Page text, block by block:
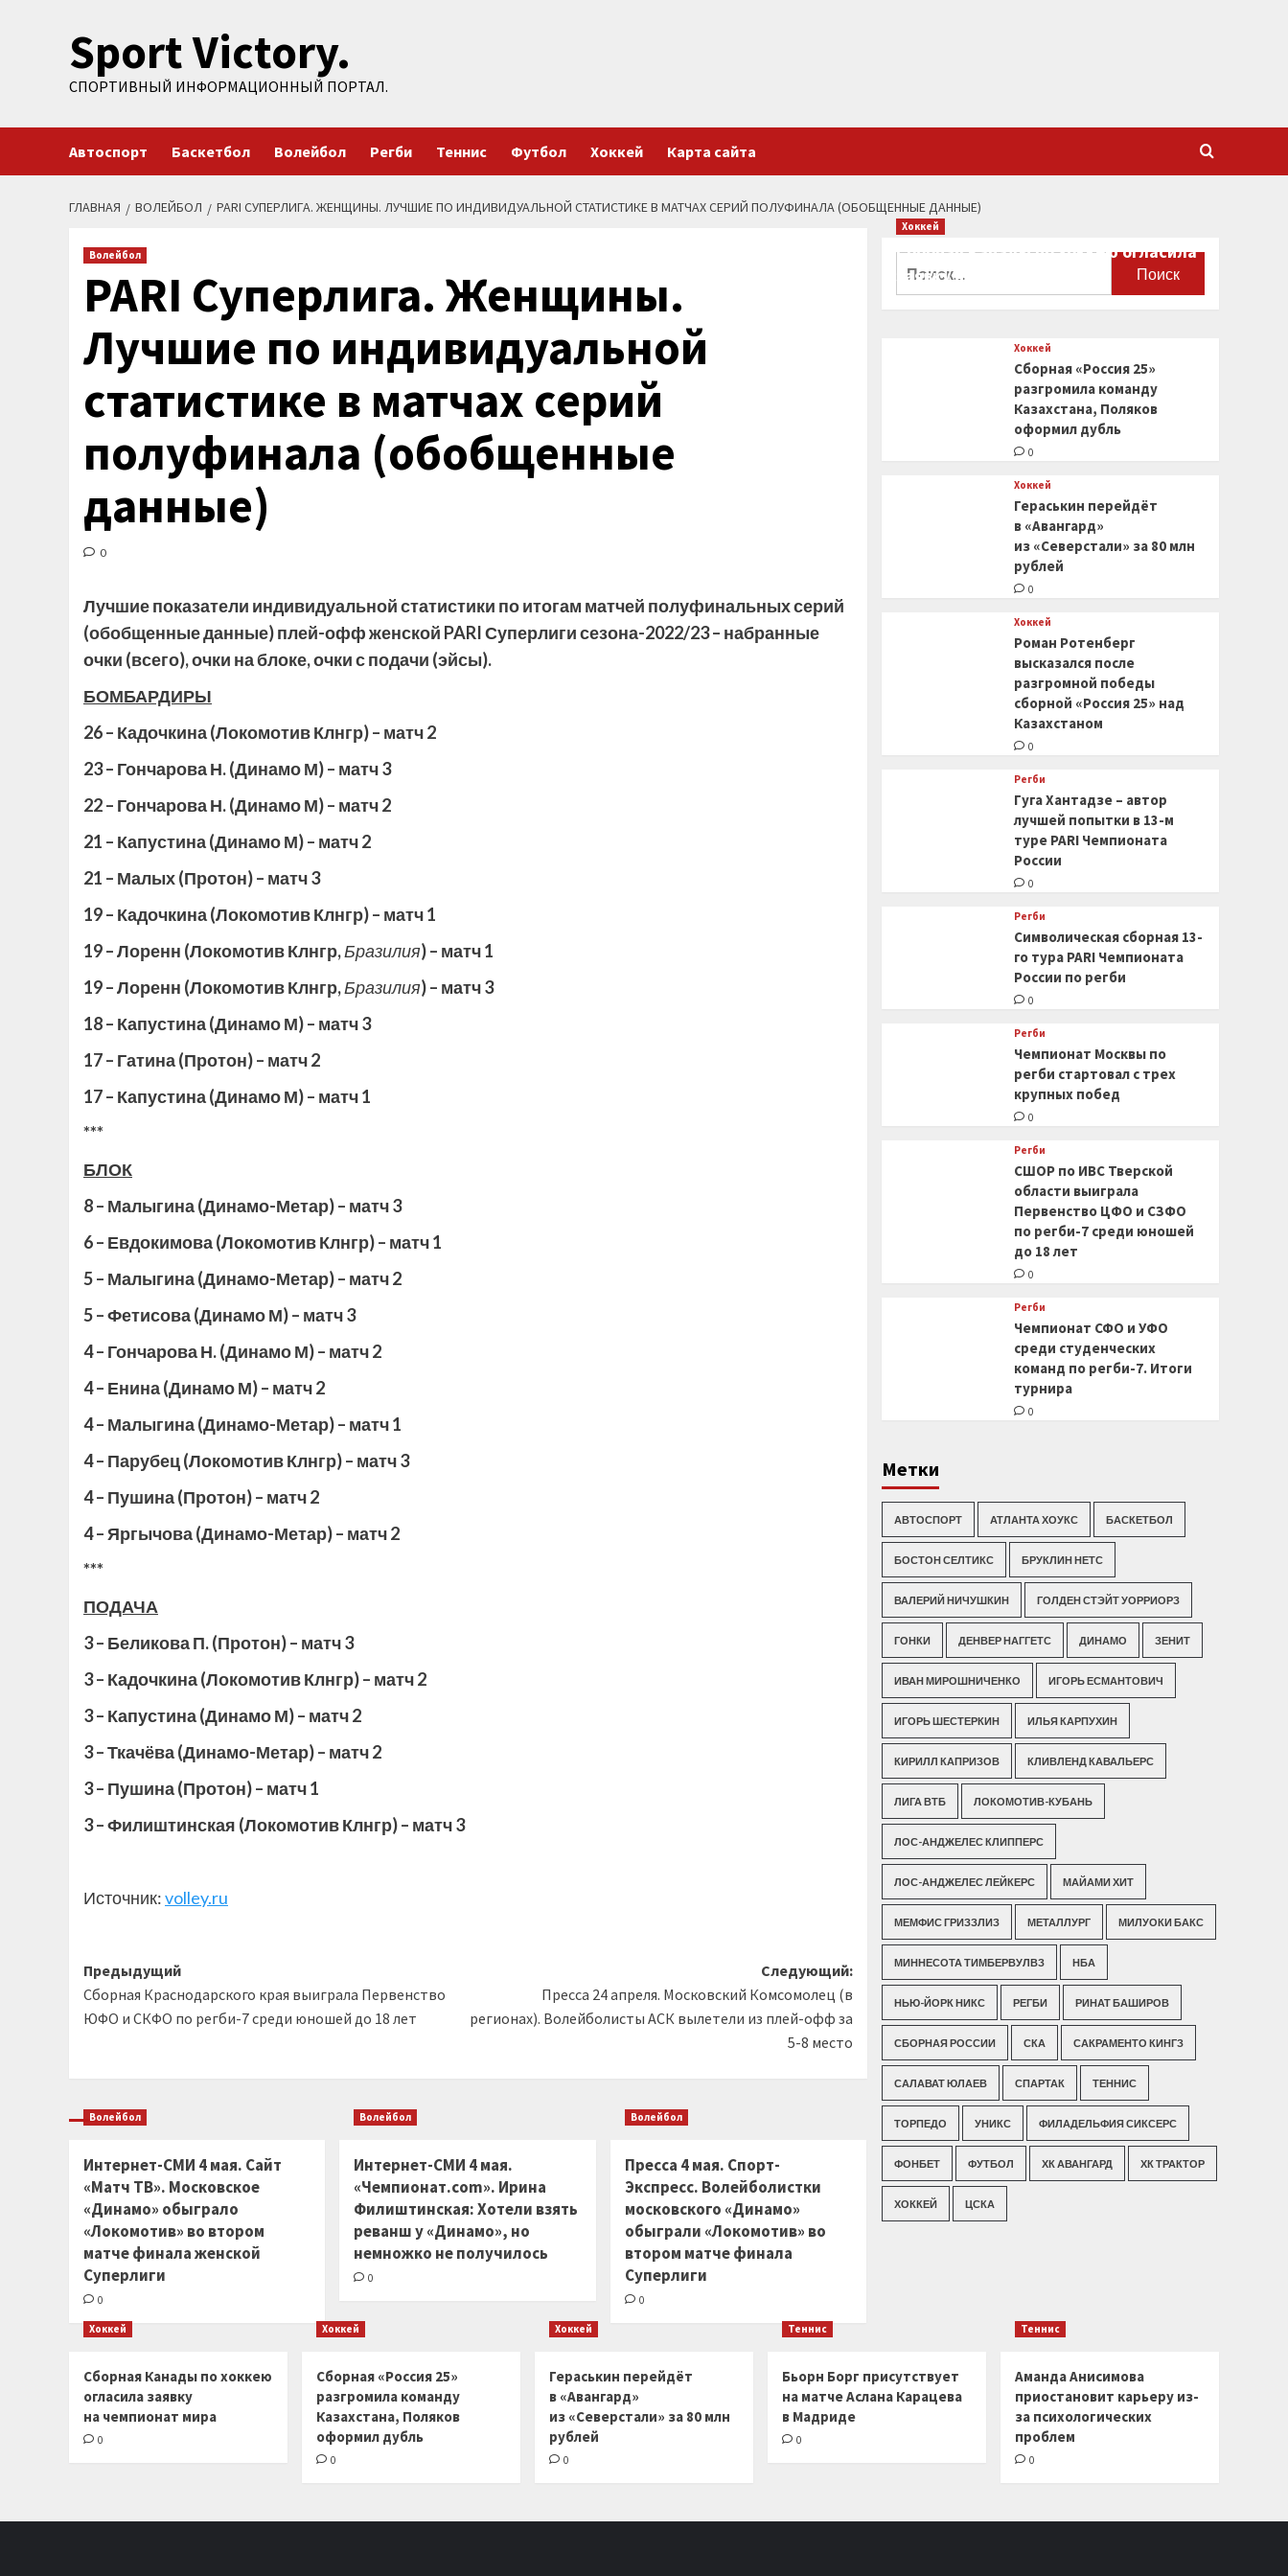
содержимомуSport Victory.
СПОРТИВНЫЙ ИНФОРМАЦИОННЫЙ ПОРТАЛ.
Автоспорт Баскетбол Волейбол Регби Теннис Футбол Хоккей Карта сайта
ГЛАВНАЯ ВОЛЕЙБОЛ PARI СУПЕРЛИГА. ЖЕНЩИНЫ. ЛУЧШИЕ ПО ИНДИВИДУАЛЬНОЙ СТАТИСТИКЕ В МАТЧАХ СЕРИЙ ПОЛУФИНАЛА (ОБОБЩЕННЫЕ ДАННЫЕ)
Волейбол
PARI Суперлига. Женщины.
Лучшие по индивидуальной
статистике в матчах серий
полуфинала (обобщенные
данные)
0
Лучшие показатели индивидуальной статистики по итогам матчей полуфинальных серий
(обобщенные данные) плей-офф женской PARI Суперлиги сезона-2022/23 – набранные
очки (всего), очки на блоке, очки с подачи (эйсы).
БОМБАРДИРЫ
26 – Кадочкина (Локомотив Клнгр) – матч2
23 – Гончарова Н. (Динамо М) – матч 3
22 – Гончарова Н. (Динамо М) – матч 2
21 – Капустина (Динамо М) – матч 2
21 – Малых (Протон) – матч 3
19 – Кадочкина (Локомотив Клнгр) – матч1
19 – Лоренн (Локомотив Клнгр,Бразилия) – матч 1
19 – Лоренн (Локомотив Клнгр,Бразилия) – матч 3
18 – Капустина (Динамо М) – матч 3
17 – Гатина (Протон) – матч 2
17 – Капустина (Динамо М) – матч 1
***
БЛОК
8 – Малыгина (Динамо-Метар) – матч 3
6 – Евдокимова (Локомотив Клнгр) – матч1
5 – Малыгина (Динамо-Метар) – матч 2
5 – Фетисова (Динамо М) – матч 3
4 – Гончарова Н. (Динамо М) – матч 2
4 – Енина (Динамо М) – матч 2
4 – Малыгина (Динамо-Метар) – матч 1
4 – Парубец (Локомотив Клнгр) – матч3
4 – Пушина (Протон) – матч 2
4 – Яргычова (Динамо-Метар) – матч 2
***
ПОДАЧА
3 – Беликова П. (Протон) – матч 3
3 – Кадочкина (Локомотив Клнгр) – матч2
3 – Капустина (Динамо М) – матч 2
3 – Ткачёва (Динамо-Метар) – матч 2
3 – Пушина (Протон) – матч 1
3 – Филиштинская (Локомотив Клнгр) – матч3
Источник:volley.ru
Навигация
записи
Предыдущий
Сборная Краснодарского края выиграла Первенство
ЮФО и СКФО по регби-7 среди юношей до 18 лет
Следующий:
Пресса 24 апреля. Московский Комсомолец (в
регионах). Волейболисты АСК вылетели из плей-офф за
5-8 место
Волейбол
Интернет-СМИ 4 мая. Сайт
«Матч ТВ». Московское
«Динамо» обыграло
«Локомотив» во втором
матче финала женской
Суперлиги
0
Волейбол
Интернет-СМИ 4 мая.
«Чемпионат.com». Ирина
Филиштинская: Хотели взять
реванш у «Динамо», но
немножко не получилось
0
Волейбол
Пресса 4 мая. Спорт-
Экспресс. Волейболистки
московского «Динамо»
обыграли «Локомотив» во
втором матче финала
Суперлиги
0
Хоккей
Сборная Канады по хоккею огласила
заявку на чемпионат мира
Хоккей
Сборная «Россия 25»
разгромила команду
Казахстана, Поляков
оформил дубль
0
Хоккей
Гераськин перейдёт
в «Авангард»
из «Северстали» за 80 млн
рублей
0
Хоккей
Роман Ротенберг
высказался после
разгромной победы
сборной «Россия 25» над
Казахстаном
0
Регби
Гуга Хантадзе – автор
лучшей попытки в 13-м
туре PARI Чемпионата
России
0
Регби
Символическая сборная 13-
го тура PARI Чемпионата
России по регби
0
Регби
Чемпионат Москвы по
регби стартовал с трех
крупных побед
0
Регби
СШОР по ИВС Тверской
области выиграла
Первенство ЦФО и СЗФО
по регби-7 среди юношей
до 18 лет
0
Регби
Чемпионат СФО и УФО
среди студенческих
команд по регби-7. Итоги
турнира
0
Метки
АВТОСПОРТ АТЛАНТА ХОУКС БАСКЕТБОЛ
БОСТОН СЕЛТИКС БРУКЛИН НЕТС
ВАЛЕРИЙ НИЧУШКИН ГОЛДЕН СТЭЙТ УОРРИОРЗ
ГОНКИ ДЕНВЕР НАГГЕТС ДИНАМО ЗЕНИТ
ИВАН МИРОШНИЧЕНКО ИГОРЬ ЕСМАНТОВИЧ
ИГОРЬ ШЕСТЕРКИН ИЛЬЯ КАРПУХИН
КИРИЛЛ КАПРИЗОВ КЛИВЛЕНД КАВАЛЬЕРС
ЛИГА ВТБ ЛОКОМОТИВ-КУБАНЬ
ЛОС-АНДЖЕЛЕС КЛИППЕРС
ЛОС-АНДЖЕЛЕС ЛЕЙКЕРС МАЙАМИ ХИТ
МЕМФИС ГРИЗЗЛИЗ МЕТАЛЛУРГ МИЛУОКИ БАКС
МИННЕСОТА ТИМБЕРВУЛВЗ НБА
НЬЮ-ЙОРК НИКС РЕГБИ РИНАТ БАШИРОВ
СБОРНАЯ РОССИИ СКА САКРАМЕНТО КИНГЗ
САЛАВАТ ЮЛАЕВ СПАРТАК ТЕННИС
ТОРПЕДО УНИКС ФИЛАДЕЛЬФИЯ СИКСЕРС
ФОНБЕТ ФУТБОЛ ХК АВАНГАРД ХК ТРАКТОР
ХОККЕЙ ЦСКА
Хоккей
Сборная Канады по хоккею
огласила заявку
на чемпионат мира
0
Хоккей
Сборная «Россия 25»
разгромила команду
Казахстана, Поляков
оформил дубль
0
Хоккей
Гераськин перейдёт
в «Авангард»
из «Северстали» за 80 млн
рублей
0
Теннис
Бьорн Борг присутствует
на матче Аслана Карацева
в Мадриде
0
Теннис
Аманда Анисимова
приостановит карьеру из-
за психологических
проблем
0